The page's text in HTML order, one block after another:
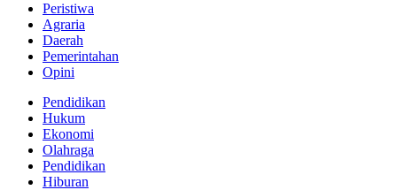
Peristiwa
Agraria
Daerah
Pemerintahan
Opini
Pendidikan
Hukum
Ekonomi
Olahraga
Pendidikan
Hiburan